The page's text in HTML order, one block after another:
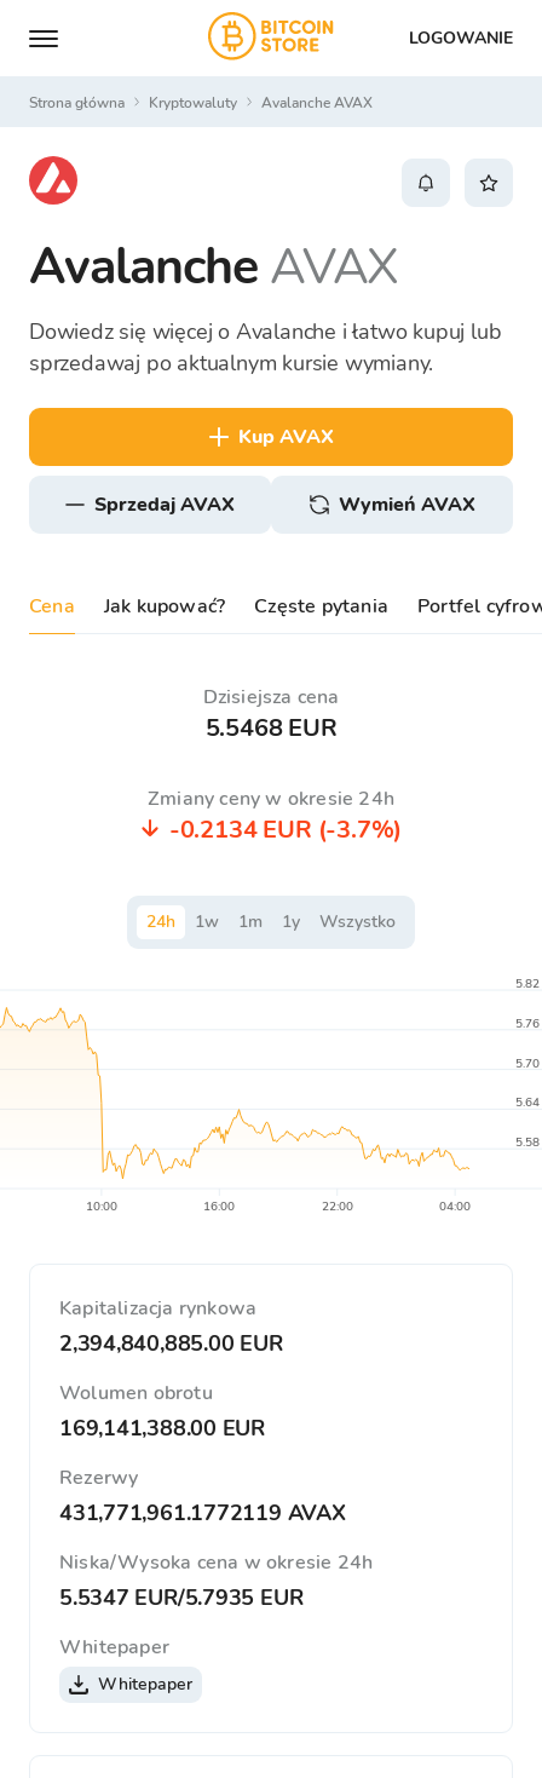
LOGOWANIE
Strona główna Kryptowaluty Avalanche AVAX
Avalanche AVAX
Dowiedz się więcej o Avalanche i łatwo kupuj lub
sprzedawaj po aktualnym kursie wymiany.
kup AVAX
sprzedaj AVAX Wymień AVAX
Cena Jak kupować? Częste pytania Portfel
Dzisiejsza cena
5.5468 EUR
Zmiany ceny w okresie 24h
-0.2134 EUR (-3.7%)
24h 1w 1m 1y Wszystko
10:00 16:00 22:00 04:00
5.58
5.64
5.70
5.76
5.82
Kapitalizacja rynkowa
2,394,840,885.00 EUR
Wolumen obrotu
169,141,388.00 EUR
Rezerwy
431,771,961.1772119 AVAX
Niska/Wysoka cena w okresie 24h
5.5347 EUR/5.7935 EUR
Whitepaper
Whitepaper